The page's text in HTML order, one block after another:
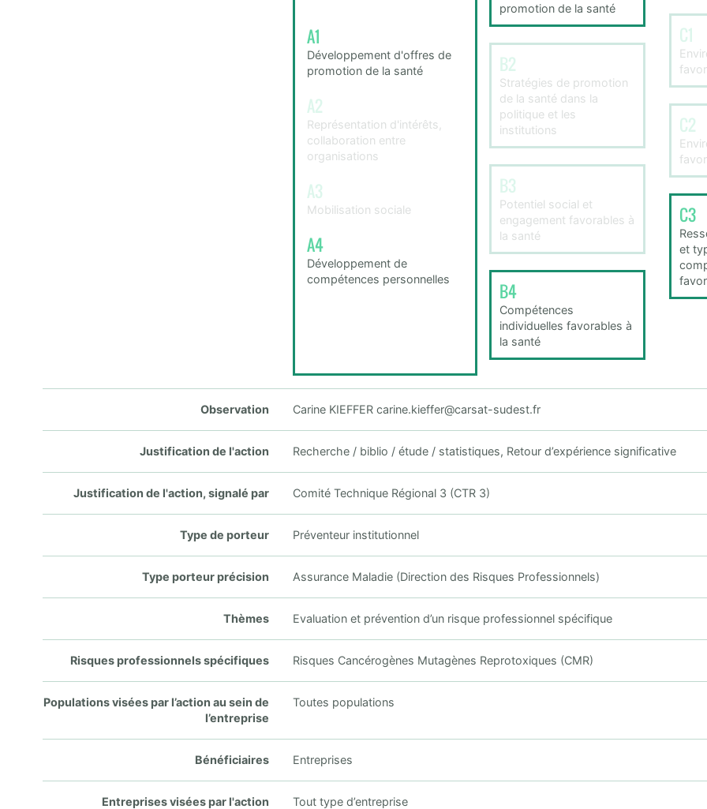
A1
Développement d'offres de
promotion de la santé
A2
Représentation d'intérêts,
collaboration entre
organisations
A3
Mobilisation sociale
A4
Développement de
compétences personnelles
promotion de la santé
B2
Stratégies de promotion
de la santé dans la
politique et les
institutions
B3
Potentiel social et
engagement favorables à
la santé
B4
Compétences
individuelles favorables à
la santé
C1
C2
C3
et
Observation Carine KIEFFER carine.kieffer@carsat-sudest.fr
Justification de l'action Recherche / biblio / étude / statistiques, Retour d’expérience significative
Justification de l'action, signalé par Comité Technique Régional 3 (CTR 3)
Type de porteur Préventeur institutionnel
Type porteur précision Assurance Maladie (Direction des Risques Professionnels)
Thèmes Evaluation et prévention d’un risque professionnel spécifique
Risques professionnels spécifiques Risques Cancérogènes Mutagènes Reprotoxiques (CMR)
Populations visées par l’action au sein de
l’entreprise
Toutes populations
Bénéficiaires Entreprises
Entreprises visées par l'action Tout type d’entreprise